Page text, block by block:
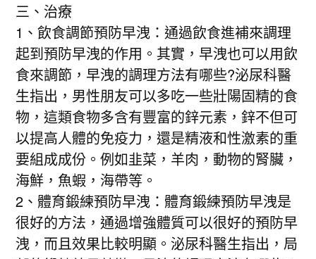
三、治療
1、飲食調節預防早洩：通過飲食進補來調理
起到預防早洩的作用。其實，早洩也可以用飲
食來調節，早洩的調理方法有哪些?泌尿科醫
生指出，男性朋友可以多吃一些壯陽固精的食
物，這類食物多含有豐富的鋅元素，鋅不但可
以提高人體的免疫力，還是精液和性激素的重
要組成成份。例如韭菜，羊肉，動物的腎臟，
海鮮，魚蝦，海帶等。
2、體育鍛練預防早洩：體育鍛練預防早洩是
很好的方法，通過增強體質可以很好的預防早
洩，而且效果比較明顯。泌尿科醫生指出，局